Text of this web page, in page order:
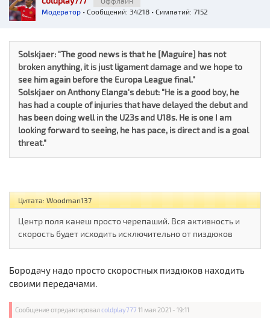
Модератор • Сообщений: 34218 • Симпатий: 7152
Solskjaer: "The good news is that he [Maguire] has not
broken anything, it is just ligament damage and we hope to
see him again before the Europa League final."
Solskjaer on Anthony Elanga's debut: "He is a good boy, he
has had a couple of injuries that have delayed the debut and
has been doing well in the U23s and U18s. He is one I am
looking forward to seeing, he has pace, is direct and is a goal
threat."
Цитата: Woodman137
Центр поля канеш просто черепаший. Вся активность и
скорость будет исходить исключительно от пиздюков
Бородачу надо просто скоростных пиздюков находить
своими передачами.
Сообщение отредактировалcoldplay777 11 мая 2021 - 19:11